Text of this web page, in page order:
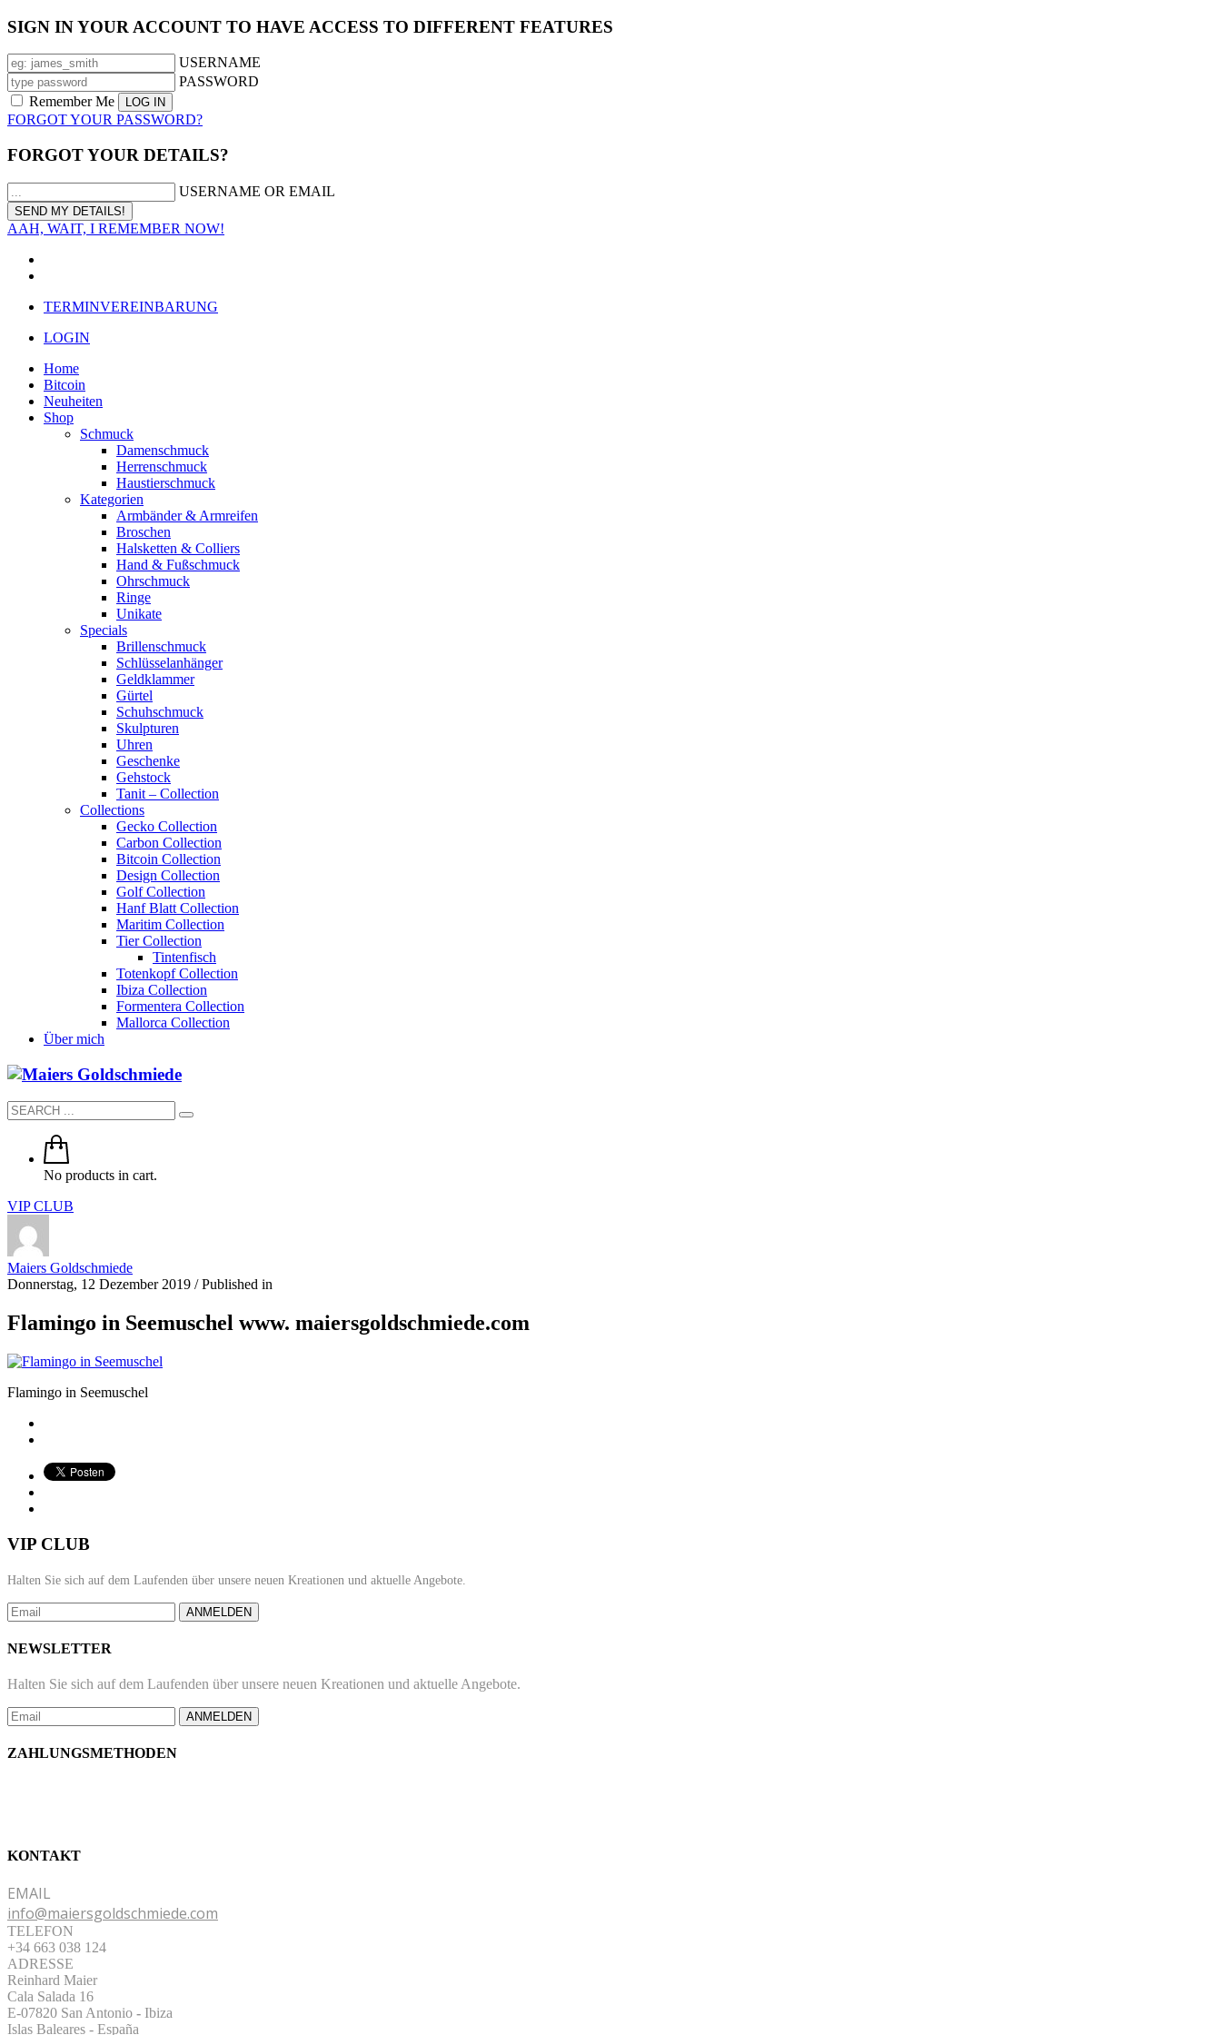
SIGN IN YOUR ACCOUNT TO HAVE ACCESS TO DIFFERENT FEATURES
USERNAME
PASSWORD
Remember Me
FORGOT YOUR PASSWORD?
FORGOT YOUR DETAILS?
USERNAME OR EMAIL
AAH, WAIT, I REMEMBER NOW!
TERMINVEREINBARUNG
LOGIN
Home
Bitcoin
Neuheiten
Shop
Schmuck
Damenschmuck
Herrenschmuck
Haustierschmuck
Kategorien
Armbänder & Armreifen
Broschen
Halsketten & Colliers
Hand & Fußschmuck
Ohrschmuck
Ringe
Unikate
Specials
Brillenschmuck
Schlüsselanhänger
Geldklammer
Gürtel
Schuhschmuck
Skulpturen
Uhren
Geschenke
Gehstock
Tanit – Collection
Collections
Gecko Collection
Carbon Collection
Bitcoin Collection
Design Collection
Golf Collection
Hanf Blatt Collection
Maritim Collection
Tier Collection
Tintenfisch
Totenkopf Collection
Ibiza Collection
Formentera Collection
Mallorca Collection
Über mich
No products in cart.
VIP CLUB
Maiers Goldschmiede
Donnerstag, 12 Dezember 2019 /Published in
Flamingo in Seemuschel www. maiersgoldschmiede.com
Flamingo in Seemuschel
VIP CLUB
Halten Sie sich auf dem Laufenden über unsere neuen Kreationen und aktuelle Angebote.
ANMELDEN
NEWSLETTER
Halten Sie sich auf dem Laufenden über unsere neuen Kreationen und aktuelle Angebote.
ANMELDEN
ZAHLUNGSMETHODEN
KONTAKT
EMAIL
info@maiersgoldschmiede.com
TELEFON
+34 663 038 124
ADRESSE
Reinhard Maier
Cala Salada 16
E-07820 San Antonio - Ibiza
Islas Baleares - España